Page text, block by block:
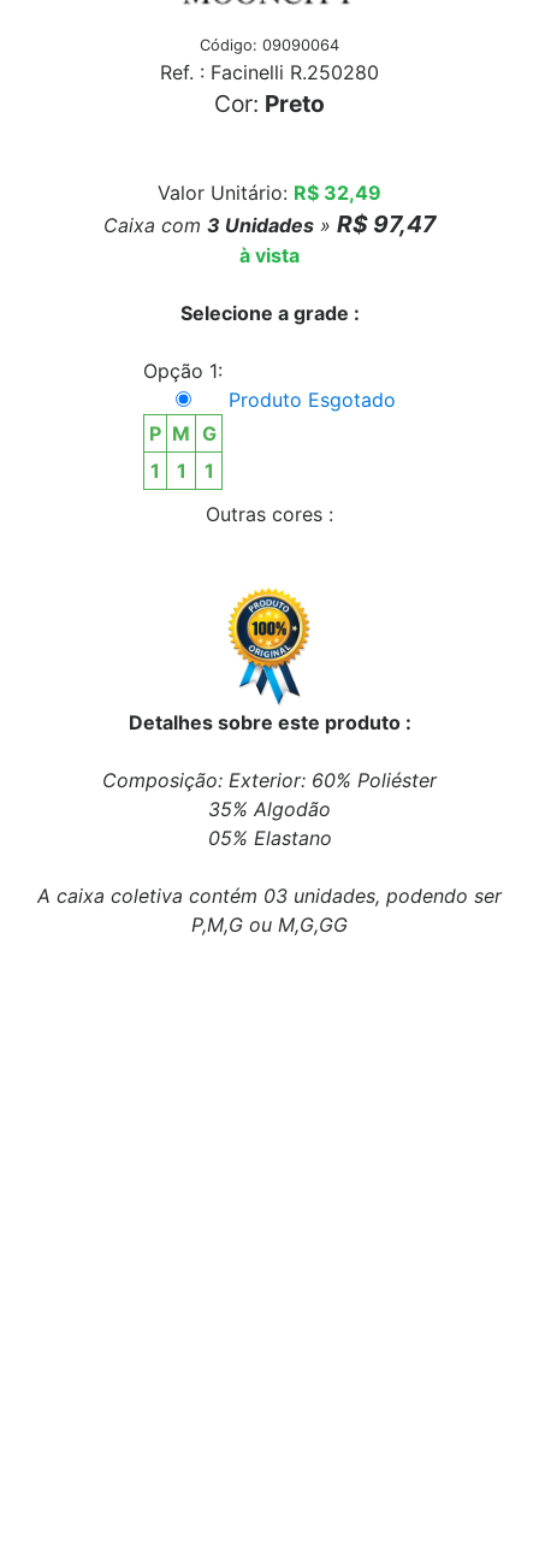
Código: 09090064
Ref. : Facinelli R.250280
Cor: Preto
Valor Unitário: R$ 32,49
Caixa com 3 Unidades » R$ 97,47
à vista
Selecione a grade :
Opção 1:
P M G
1
1 1
Produto Esgotado
Outras cores :
Detalhes sobre este produto :
Composição: Exterior: 60% Poliéster
35% Algodão
05% Elastano
A caixa coletiva contém 03 unidades, podendo ser
P,M,G ou M,G,GG